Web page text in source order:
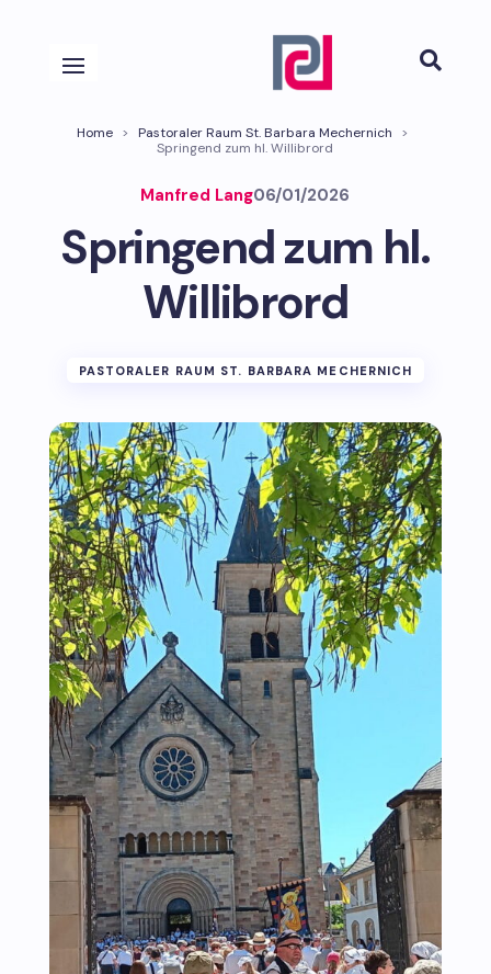

Home > Pastoraler Raum St. Barbara Mechernich
>
Springend zum hl. Willibrord
Manfred Lang06/01/2026
Springend zum hl.
Willibrord
PASTORALER RAUM ST. BARBARA MECHERNICH